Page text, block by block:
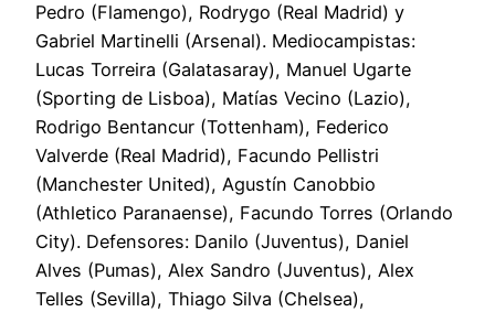
Pedro (Flamengo), Rodrygo (Real Madrid) y
Gabriel Martinelli (Arsenal). Mediocampistas:
Lucas Torreira (Galatasaray), Manuel Ugarte
(Sporting de Lisboa), Matías Vecino (Lazio),
Rodrigo Bentancur (Tottenham), Federico
Valverde (Real Madrid), Facundo Pellistri
(Manchester United), Agustín Canobbio
(Athletico Paranaense), Facundo Torres (Orlando
City). Defensores: Danilo (Juventus), Daniel
Alves (Pumas), Alex Sandro (Juventus), Alex
Telles (Sevilla), Thiago Silva (Chelsea),